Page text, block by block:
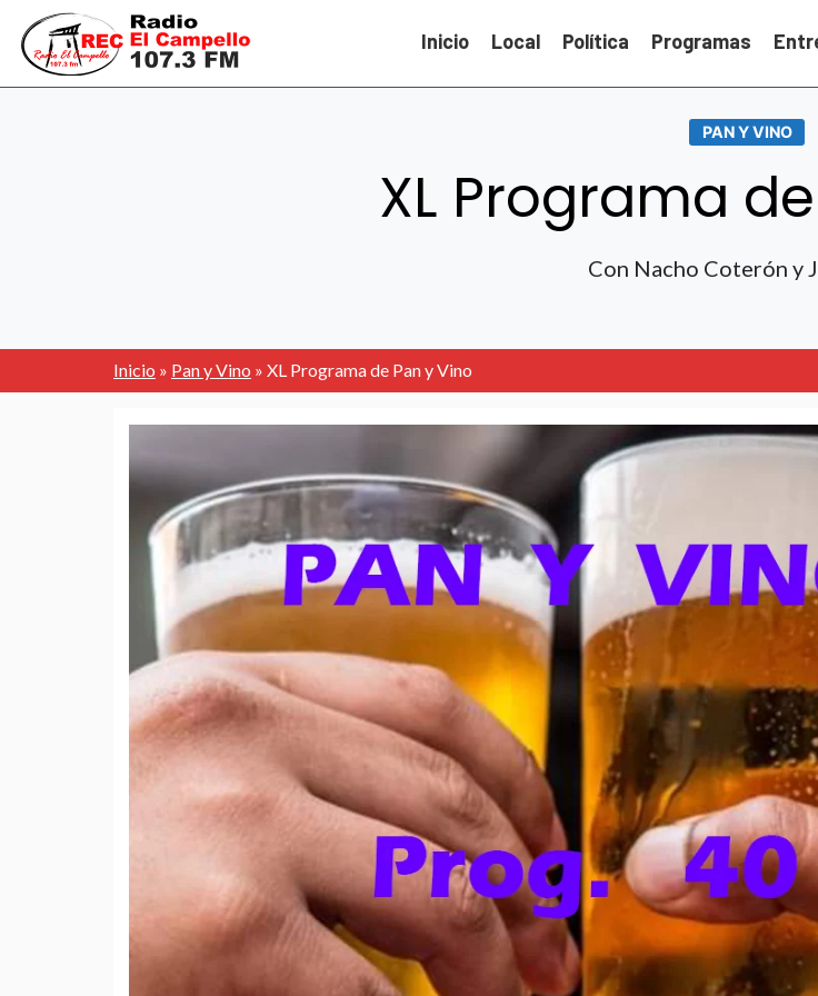
Inicio Local Política Programas
PAN Y VINO
XL Programa
Con Nacho Coterón y
Inicio » Pan y Vino » XL Programa de Pan y Vino